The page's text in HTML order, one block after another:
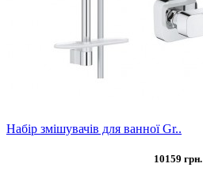
Набір змішувачів для ванної Gr..
10159 грн.